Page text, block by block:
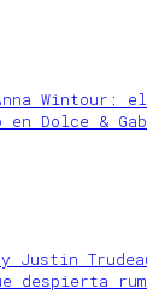
Wintour:
Dolce &
Justin
despierta